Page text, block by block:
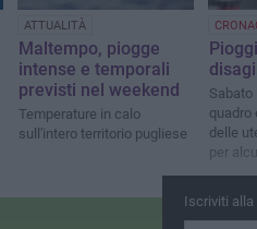
ATTUALITÀ
Maltempo, piogge
intense e temporali
previsti nel weekend
Temperature in calo
sull'intero territorio pugliese
Sabato
quadro
delle
per
Iscriviti